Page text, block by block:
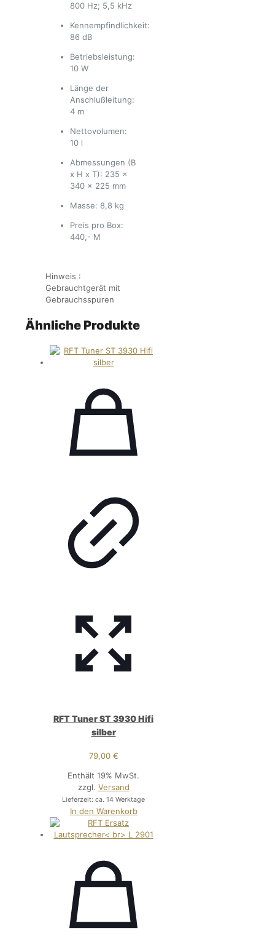
800 Hz; 5,5 kHz
Kennempfindlichkeit:
86 dB
Betriebsleistung:
10 W
Länge der
Anschlußleitung:
4 m
Nettovolumen:
10 l
Abmessungen (B
x H x T): 235 x
340 x 225 mm
Masse: 8,8 kg
Preis pro Box:
440,- M
Hinweis :
Gebrauchtgerät mit
Gebrauchsspuren
Ähnliche Produkte
RFT Tuner ST 3930 Hifi
silber
79,00 €
Enthält 19% MwSt.
zzgl. Versand
Lieferzeit: ca. 14 Werktage
In den Warenkorb